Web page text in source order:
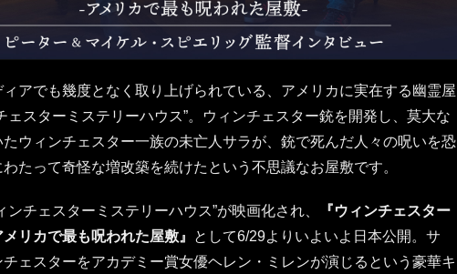
ィアでも幾度となく取り上げられている、アメリカに実在する幽霊屋
ェスターミステリーハウス”。ウィンチェスター銃を開発し、莫大な
たウィンチェスター一族の未亡人サラが、銃で死んだ人々の呪いを恐
たって奇怪な増改築を続けたという不思議なお屋敷です。
ンチェスターミステリーハウス”が映画化され、
『ウィンチェスター
リカで最も呪われた屋敷』
として6/29よりいよいよ日本公開。サ
チェスターをアカデミー賞女優ヘレン・ミレンが演じるという豪華キ